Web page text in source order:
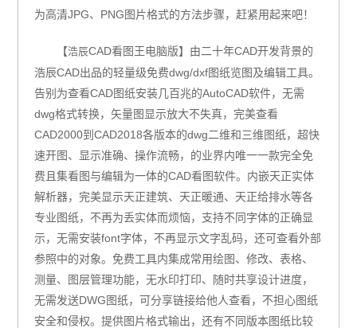
为高清JPG、 PNG图片格式的方法步骤，赶紧用起来吧！
【浩辰CAD看图王电脑版】由二十年CAD开发背景的
浩辰CAD出品的轻量级免费dwg/dxf图纸览图及编辑工具。
告别为查看CAD图纸安装几百兆的AutoCAD软件，无需
dwg格式转换，矢量图显示放大不失真，完美查看
CAD2000到CAD2018各版本的dwg二维和三维图纸，超快
速开图、显示准确、操作流畅，的业界内唯一一款完全免
费且集看图与编辑为一体的CAD看图软件。内嵌天正实体
解析器，完美显示天正建筑、天正暖通、天正给排水等各
专业图纸，不再为丢实体而烦恼，支持不同字体的正确显
示，无需安装font字体，不再显示文字乱码，还可查看外部
参照中的对象。免费工具内集成常用绘图、修改、表格、
测量、图层管理功能，无水印打印、随时共享设计进度，
无需发送DWG图纸，可分享链接给他人查看，不担心图纸
安全和侵权。提供图片格式输出，还有不同版本图纸比较